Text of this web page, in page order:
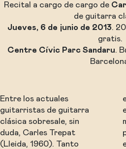
Recital a cargo de cargo de
de guitarra
Jueves, 6 de junio de 2013.
gratis.
Centre Cívic Parc Sandaru.
Entre los actuales
guitarristas de guitarra
clásica sobresale, sin
duda, Carles Trepat
(Lleida, 1960). Tanto